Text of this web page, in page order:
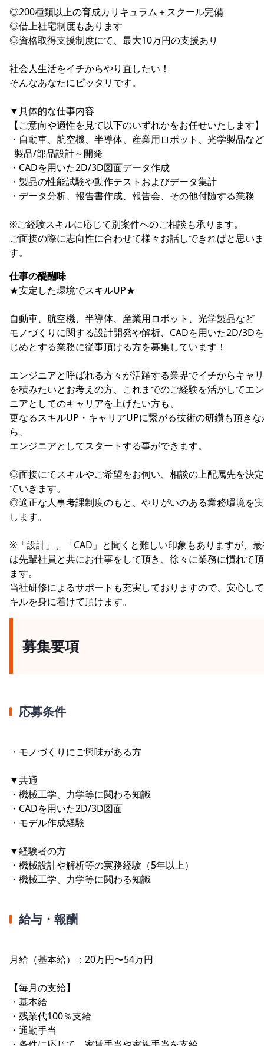
◎200種類以上の育成カリキュラム＋スクール完備
◎借上社宅制度もあります
◎資格取得支援制度にて、最大10万円の支援あり
社会人生活をイチからやり直したい！
そんなあなたにピッタリです。
▼具体的な仕事内容
【ご意向や適性を見て以下のいずれかをお任せいたします】
・自動車、航空機、半導体、産業用ロボット、光学製品な
製品/部品設計～開発
・CADを用いた2D/3D図面データ作成
・製品の性能試験や動作テストおよびデータ集計
・データ分析、報告書作成、報告会、その他付随する業務
※ご経験スキルに応じて別案件へのご相談も承ります。
ご面接の際に志向性に合わせて様々お話しできればと思いま
す。
仕事の醍醐味
★安定した環境でスキルUP★
自動車、航空機、半導体、産業用ロボット、光学製品など
モノづくりに関する設計開発や解析、CADを用いた2D/3D
じめとする業務に従事頂ける方を募集しています！
エンジニアと呼ばれる方々が活躍する業界でイチからキャ
を積みたいとお考えの方、これまでのご経験を活かしてエ
ニアとしてのキャリアを上げたい方も、
更なるスキルUP・キャリアUPに繋がる技術の研鑽も頂きな
ら、
エンジニアとしてスタートする事ができます。
◎面接にてスキルやご希望をお伺い、相談の上配属先を決
ていきます。
◎適正な人事考課制度のもと、やりがいのある業務環境を
します。
※「設計」、「CAD」と聞くと難しい印象もありますが、
は先輩社員と共にお仕事をして頂き、徐々に業務に慣れて
ます。
当社研修によるサポートも充実しておりますので、安心し
キルを身に着けて頂けます。
募集要項
応募条件
・モノづくりにご興味がある方
▼共通
・機械工学、力学等に関わる知識
・CADを用いた2D/3D図面
・モデル作成経験
▼経験者の方
・機械設計や解析等の実務経験（5年以上）
・機械工学、力学等に関わる知識
給与・報酬
月給（基本給）：20万円〜54万円
【毎月の支給】
・基本給
・残業代100％支給
・通勤手当